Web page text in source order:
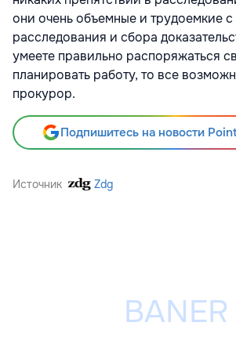
они очень объемные и трудоемкие с
расследования и сбора
умеете правильно распоряжаться
планировать работу, то все
прокурор.
Подпишитесь на новости
Источник Zdg